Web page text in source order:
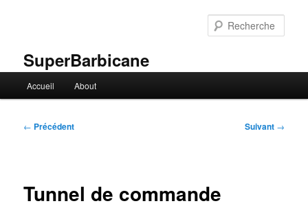
SuperBarbicane
principal
Accueil About
Navigation
← Précédent Suivant →
Tunnel de commande